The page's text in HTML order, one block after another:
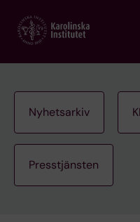
main
Nyhetsarkiv
Presstjänsten